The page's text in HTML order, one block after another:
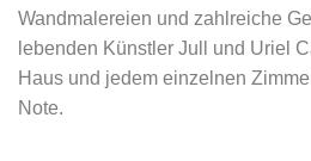
Wandmalereien und zahlreiche
lebenden Künstler Jull und Uriel
Haus und jedem einzelnen
Note.